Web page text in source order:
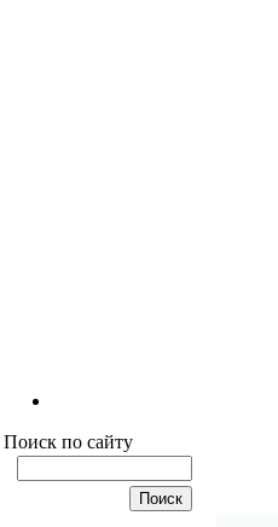
Поиск по сайту